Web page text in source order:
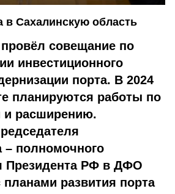
в Сахалинскую область
совещание по
инвестиционного
порта. В 2024
планируются работы по
и расширению.
– полномочного
Президента РФ в ДФО
развития порта